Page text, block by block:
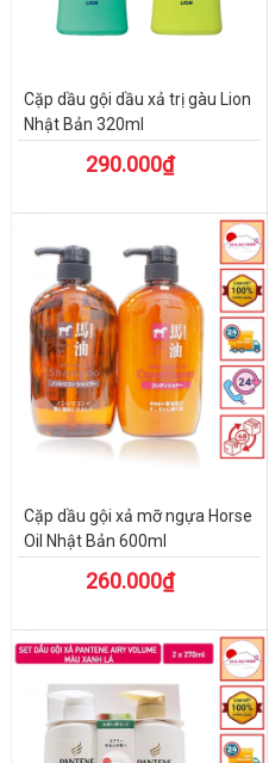
Cặp dầu gội dầu xả trị gàu Lion
Nhật Bản 320ml
290.000₫
Cặp dầu gội xả mỡ ngựa Horse
Oil Nhật Bản 600ml
260.000₫